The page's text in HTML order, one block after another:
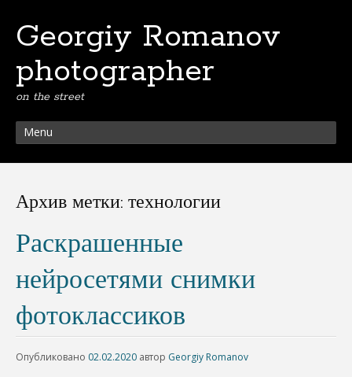
Georgiy Romanov
photographer
on the street
Menu
Архив метки: технологии
Раскрашенные
нейросетями снимки
фотоклассиков
Опубликовано 02.02.2020 автор Georgiy Romanov